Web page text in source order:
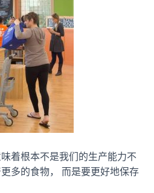
着根本不是我们的生产能力不
多的食物， 而是要更好地保存